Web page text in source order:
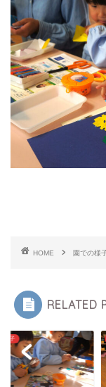
HOME 園での様
RELATED
様子